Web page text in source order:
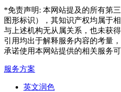
*免责声明: 本网站提及的所有第
图形标识），其知识产权均属于
与上述机构无从属关系，也未获
引用均出于解释服务内容的考量
承诺使用本网站提供的相关服务
服务方案
英文润色